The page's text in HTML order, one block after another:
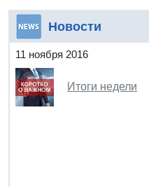
Новости
11 ноября 2016
Итоги недели